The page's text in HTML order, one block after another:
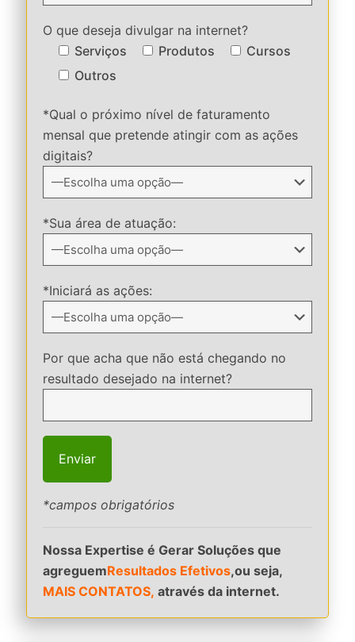
O que deseja divulgar na internet?
Serviços
Produtos
Cursos
Outros
*Qual o próximo nível de faturamento
mensal que pretende atingir com as ações
digitais?
*Sua área de atuação:
*Iniciará as ações:
Por que acha que não está chegando no
resultado desejado na internet?
*campos obrigatórios
Nossa Expertise é Gerar Soluções que
agreguemResultados Efetivos,ou seja,
MAIS CONTATOS, através da internet.